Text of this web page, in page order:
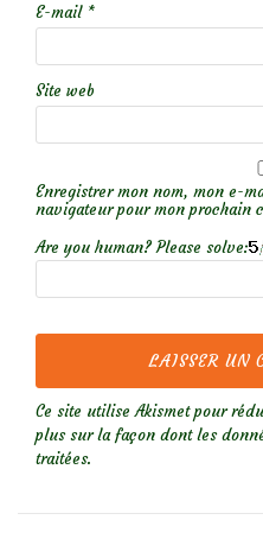
E-mail *
Site web
Enregistrer mon nom, mon e-
navigateur pour mon prochain
Are you human? Please solve:
Ce site utilise Akismet pour
plus sur la façon dont les
traitées.